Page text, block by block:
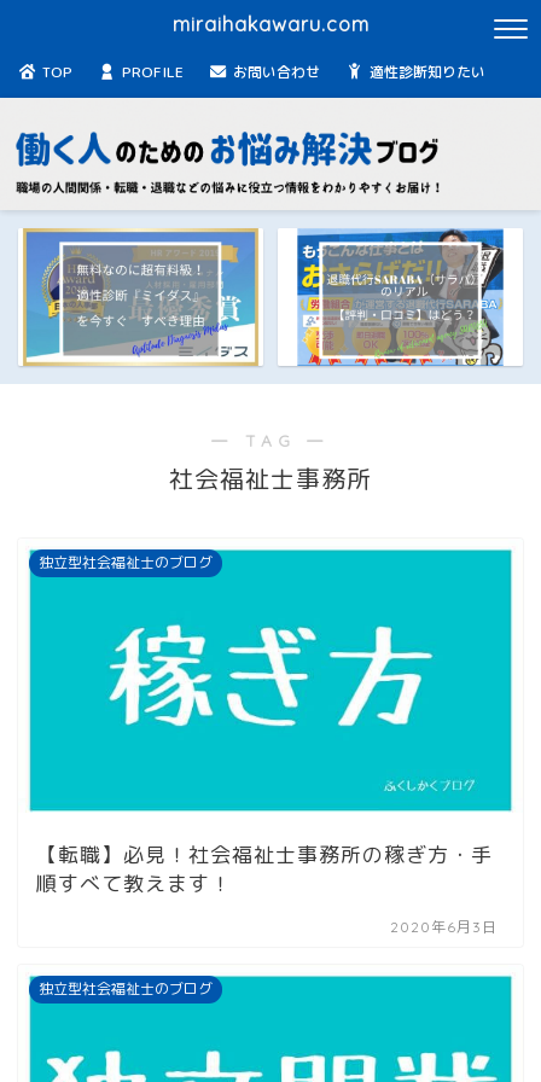
miraihakawaru.com
TOP PROFILE お問い合わせ 適性診断知りたい
― TAG ―
社会福祉士事務所
独立型社会福祉士のブログ
【転職】必見！社会福祉士事務所の稼ぎ方・手
順すべて教えます！
2020年6月3日
独立型社会福祉士のブログ